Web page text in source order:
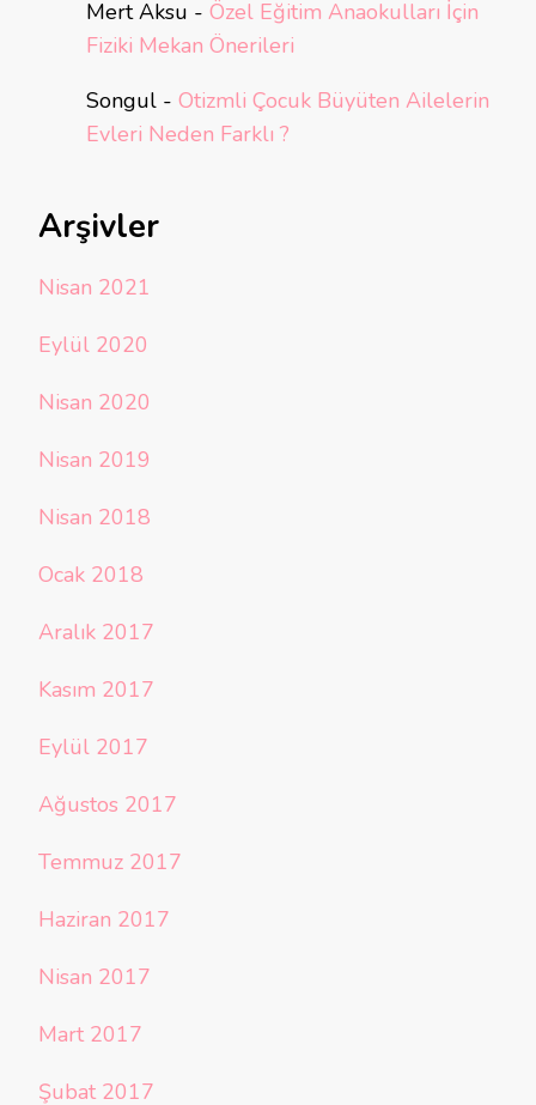
Mert Aksu - Özel Eğitim Anaokulları İçin
Fiziki Mekan Önerileri
Songul - Otizmli Çocuk Büyüten Ailelerin
Evleri Neden Farklı ?
Arşivler
Nisan 2021
Eylül 2020
Nisan 2020
Nisan 2019
Nisan 2018
Ocak 2018
Aralık 2017
Kasım 2017
Eylül 2017
Ağustos 2017
Temmuz 2017
Haziran 2017
Nisan 2017
Mart 2017
Şubat 2017